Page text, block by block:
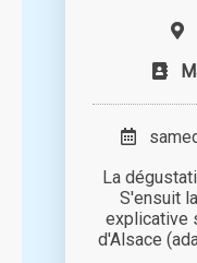
La
S'ensuit
explicative
d'Alsace